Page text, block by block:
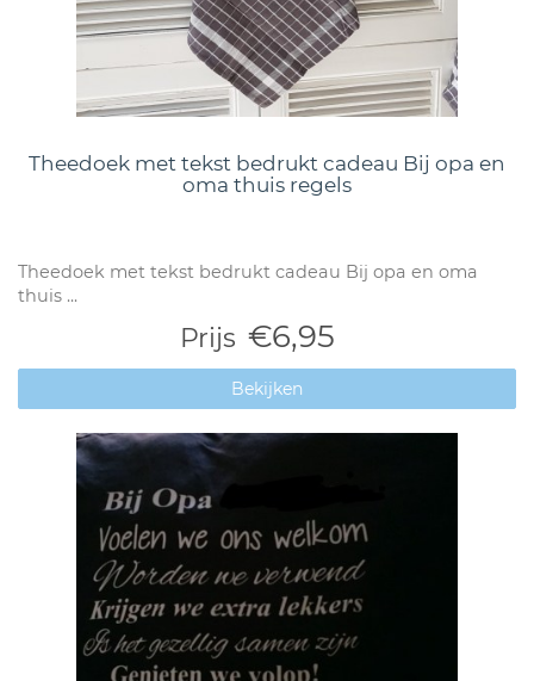
Theedoek met tekst bedrukt cadeau Bij opa en
oma thuis regels
Theedoek met tekst bedrukt cadeau Bij opa en oma
thuis ...
Prijs €6,95
Bekijken